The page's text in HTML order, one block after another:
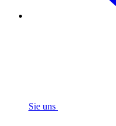
Sie uns